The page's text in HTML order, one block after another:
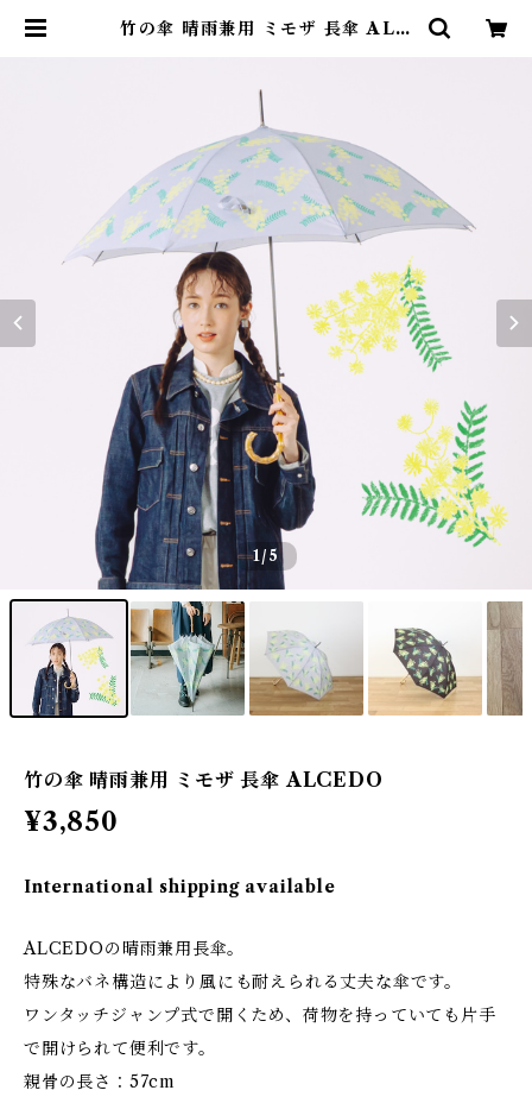
竹の傘 晴雨兼用 ミモザ 長傘 ALC
1/5
竹の傘 晴雨兼用 ミモザ 長傘 ALCEDO
¥3,850
International shipping available
ALCEDOの晴雨兼用長傘。
特殊なバネ構造により風にも耐えられる丈夫な傘です。
ワンタッチジャンプ式で開くため、荷物を持っていても片手
で開けられて便利です。
親骨の長さ：57cm